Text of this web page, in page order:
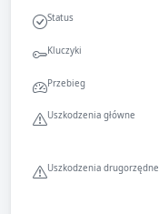
Status
Kluczyki
Przebieg
Uszkodzenia główne
Uszkodzenia drugorzędne